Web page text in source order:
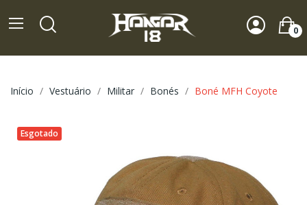
0
Início Vestuário Militar Bonés Boné MFH Coyote
Esgotado